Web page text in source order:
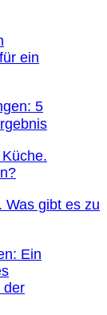
5
Was gibt es zu